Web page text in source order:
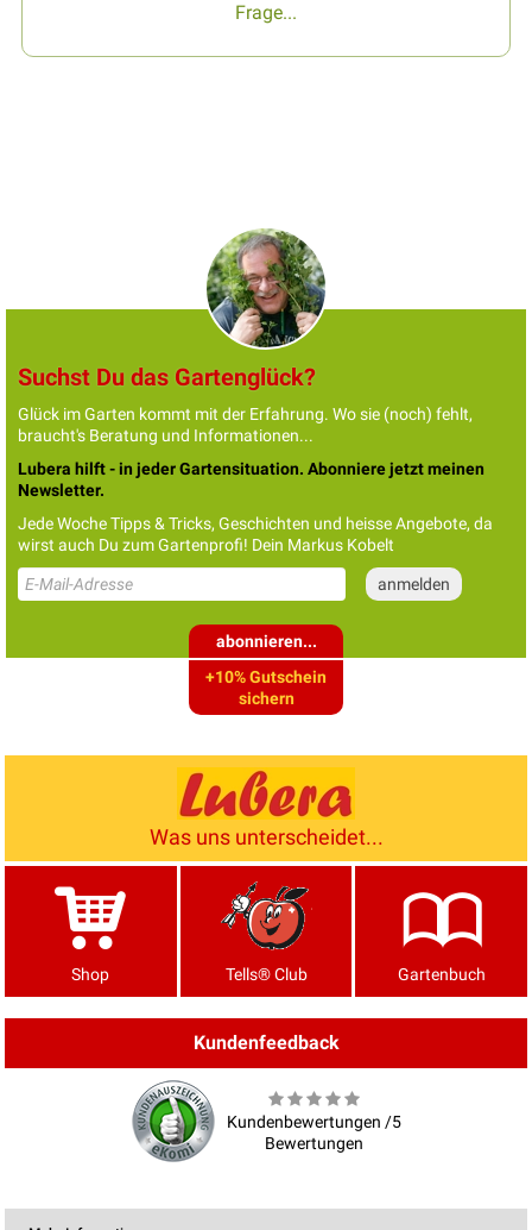
Frage...
Suchst Du das Gartenglück?
Glück im Garten kommt mit der Erfahrung. Wo sie (noch) fehlt,
braucht's Beratung und Informationen...
Lubera hilft - in jeder Gartensituation. Abonniere jetzt meinen
Newsletter.
Jede Woche Tipps & Tricks, Geschichten und heisse Angebote, da
wirst auch Du zum Gartenprofi! Dein Markus Kobelt
abonnieren...
+10% Gutschein
sichern
Was uns unterscheidet...
Shop Tells® Club Gartenbuch
Kundenfeedback
Kundenbewertungen /5
Bewertungen